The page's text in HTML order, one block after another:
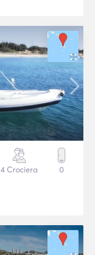
4 Crociera 0